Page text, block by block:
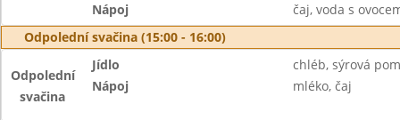
Nápoj
čaj, voda s
Odpolední svačina (15:00 - 16:00)
Odpolední
svačina
Jídlo
chléb, sýrová
Nápoj
mléko, čaj